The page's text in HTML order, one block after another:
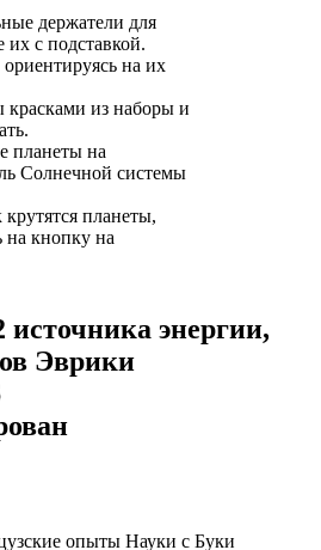
держатели для
их с подставкой.
на их
красками из наборы и
планеты на
Солнечной системы
планеты,
на кнопку на
энергии,
Эврики